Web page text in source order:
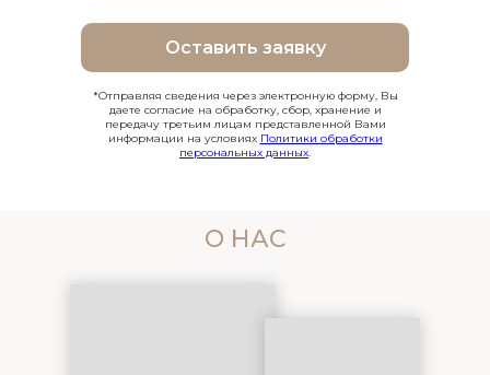
Оставить заявку
*Отправляя сведения через электронную форму, Вы
даете согласие на обработку, сбор, хранение и
передачу третьим лицам представленной Вами
информации на условиях Политики обработки
персональных данных.
О НАС